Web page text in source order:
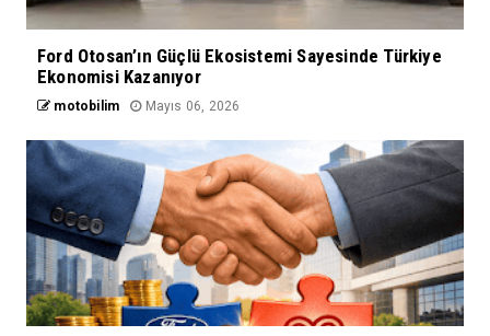
Ford Otosan’ın Güçlü Ekosistemi Sayesinde Türkiye
Ekonomisi Kazanıyor
motobilim Mayıs 06, 2026